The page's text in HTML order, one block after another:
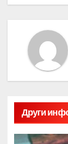
Други